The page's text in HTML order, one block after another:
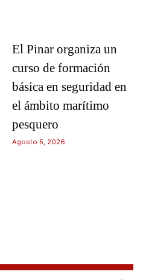
El Pinar organiza un
curso de formación
básica en seguridad en
el ámbito marítimo
pesquero
Agosto 5, 2026